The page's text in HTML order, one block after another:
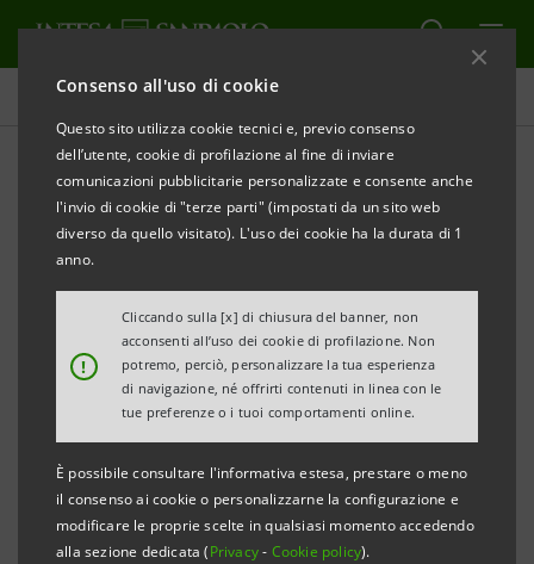
Consenso all'uso di cookie
Questo sito utilizza cookie tecnici e, previo consenso
dell’utente, cookie di profilazione al fine di inviare
comunicazioni pubblicitarie personalizzate e consente anche
l'invio di cookie di "terze parti" (impostati da un sito web
diverso da quello visitato). L'uso dei cookie ha la durata di 1
anno.
!
Cliccando sulla [x] di chiusura del banner, non
acconsenti all’uso dei cookie di profilazione. Non
potremo, perciò, personalizzare la tua esperienza
di navigazione, né offrirti contenuti in linea con le
tue preferenze o i tuoi comportamenti online.
È possibile consultare l'informativa estesa, prestare o meno
il consenso ai cookie o personalizzarne la configurazione e
modificare le proprie scelte in qualsiasi momento accedendo
alla sezione dedicata (Privacy- Cookie policy).
Comunicati stampa
STAMPA AGGIORNA
LAMINAM: DA INTESA SANPAOLO 15 MILIONI DI
EURO PER LA CRESCITA SOSTENIBILE DEL GRUPPO
sensibile riduzione dell'impatto ambientale lungo
tutta la catena di valore e significativi
investimenti in Ricerca & Sviluppo che hanno
permesso a Laminam di sviluppare “twO”, la lastra
più sottile al mondo di soli 2mm di spessore
• S-Loan è il finanziamento di Intesa Sanpaolo per
supportare le imprese in sostenibilità ambientale,